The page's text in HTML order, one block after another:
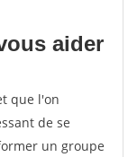
aider
que l'on
de se
un groupe